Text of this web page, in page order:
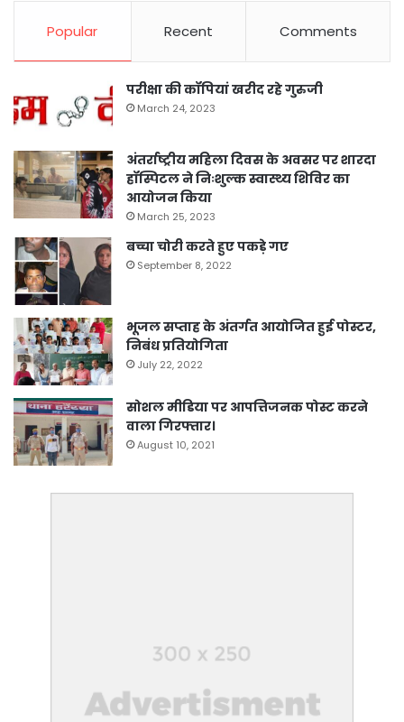
Popular Recent Comments
परीक्षा की कॉपियां खरीद रहे गुरुजी
March 24, 2023
अंतर्राष्ट्रीय महिला दिवस के अवसर पर शारदा
हॉस्पिटल ने निःशुल्क स्वास्थ्य शिविर का
आयोजन किया
March 25, 2023
बच्चा चोरी करते हुए पकड़े गए
September 8, 2022
भूजल सप्ताह के अंतर्गत आयोजित हुई पोस्टर,
निबंध प्रतियोगिता
July 22, 2022
सोशल मीडिया पर आपत्तिजनक पोस्ट करने
वाला गिरफ्तार।
August 10, 2021